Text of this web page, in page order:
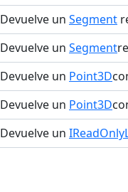
Devuelve un Segment
Devuelve un Segment
Devuelve un Point3D
Devuelve un Point3D
Devuelve un